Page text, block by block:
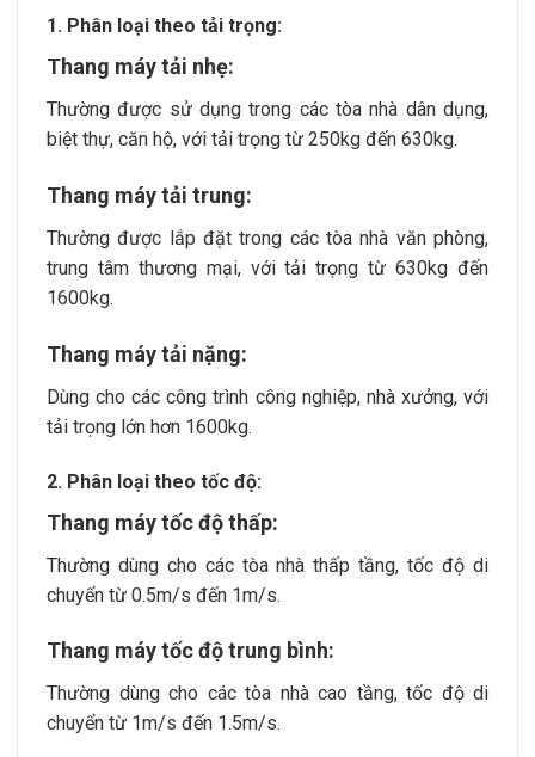
1. Phân loại theo tải trọng:
Thang máy tải nhẹ:
Thường được sử dụng trong các tòa nhà dân dụng,
biệt thự, căn hộ, với tải trọng từ 250kg đến 630kg.
Thang máy tải trung:
Thường được lắp đặt trong các tòa nhà văn phòng,
trung tâm thương mại, với tải trọng từ 630kg đến
1600kg.
Thang máy tải nặng:
Dùng cho các công trình công nghiệp, nhà xưởng, với
tải trọng lớn hơn 1600kg.
2. Phân loại theo tốc độ:
Thang máy tốc độ thấp:
Thường dùng cho các tòa nhà thấp tầng, tốc độ di
chuyển từ 0.5m/s đến 1m/s.
Thang máy tốc độ trung bình:
Thường dùng cho các tòa nhà cao tầng, tốc độ di
chuyển từ 1m/s đến 1.5m/s.